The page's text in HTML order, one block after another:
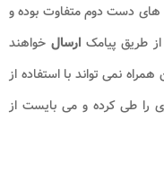
های دست دوم متفاوت بوده و
از طریق پیامکارسال خواهند
نمی تواند با استفاده از
را طی کرده و می بایست از